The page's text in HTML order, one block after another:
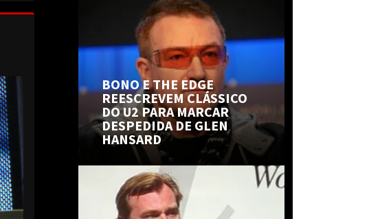
BONO E THE EDGE
REESCREVEM CLÁSSICO
DO U2 PARA MARCAR
DESPEDIDA DE GLEN
HANSARD